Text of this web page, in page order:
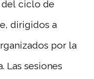
del ciclo de
dirigidos a
por la
Las sesiones